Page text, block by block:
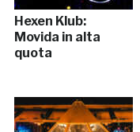
Hexen Klub:
Movida in alta
quota